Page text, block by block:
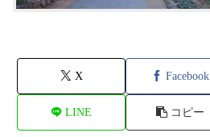
X Facebook
LINE コピー